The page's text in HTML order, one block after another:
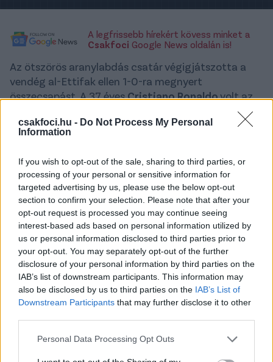
csakfoci.hu - Do Not Process My Personal
Information
If you wish to opt-out of the sale, sharing to third parties, or
processing of your personal or sensitive information for
targeted advertising by us, please use the below opt-out
section to confirm your selection. Please note that after your
opt-out request is processed you may continue seeing
interest-based ads based on personal information utilized by
us or personal information disclosed to third parties prior to
your opt-out. You may separately opt-out of the further
disclosure of your personal information by third parties on the
IAB’s list of downstream participants. This information may
also be disclosed by us to third parties on the IAB’s List of
Downstream Participants that may further disclose it to other
Please note that this website/app uses one or more Google
Personal Data Processing Opt Outs
A legfrissebb hírekért kövess minket a
Csakfoci Google News oldalán is!
Az ötszörös aranylabdás csatár végigjátszotta a
vendég al-Ettifak ellen 1-0-ra megnyert
összecsapást. A 37 évesCristiano Ronaldovolt az
al-Nasszr csapatkapitánya, a találkozón négyszer
próbálkozott kapura lövéssel, és volt egy egészen
pimasz csele is, amit nagyon "megevett" a védője.
A sztár december 30-án írt alá két évre a szaúdi
együtteshez médiaértesülések szerint 200 millió
euróért, miután a Manchester United november
végén szerződést bontott vele. Egy korábbi angliai
eltiltás miatt a bemutatkozására mostanáig kellett
várnia. (MTI / csakfoci.hu)
#النصر_الاتفاق
في ظل الغيابات السيطرة للنصر توجها بثلاث
نقاط غاليه جداً🔥
…💛➷💙¸.•´💛
..💛➷💙¸.•´💛